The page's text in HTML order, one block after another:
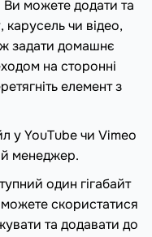
Ви можете додати та
карусель чи відео,
задати домашнє
на сторонні
елемент з
у YouTube чи Vimeo
менеджер.
один гігабайт
скористатися
та додавати до